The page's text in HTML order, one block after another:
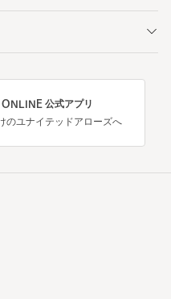
公式アプリ
のユナイテッドアローズへ